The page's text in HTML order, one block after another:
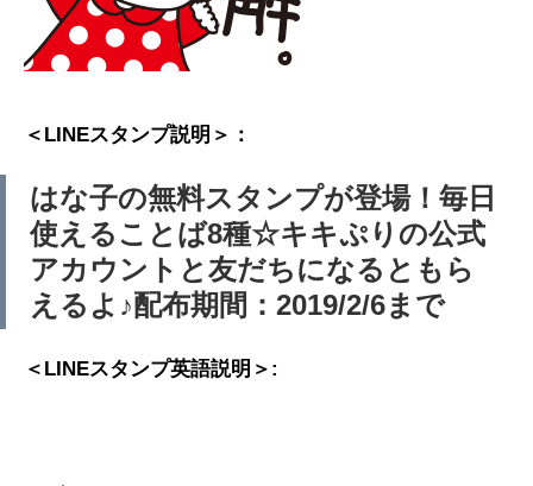
＜LINEスタンプ説明＞：
はな子の無料スタンプが登場！毎日
使えることば8種☆キキぷりの公式
アカウントと友だちになるともら
えるよ♪配布期間：2019/2/6まで
＜LINEスタンプ英語説明＞: